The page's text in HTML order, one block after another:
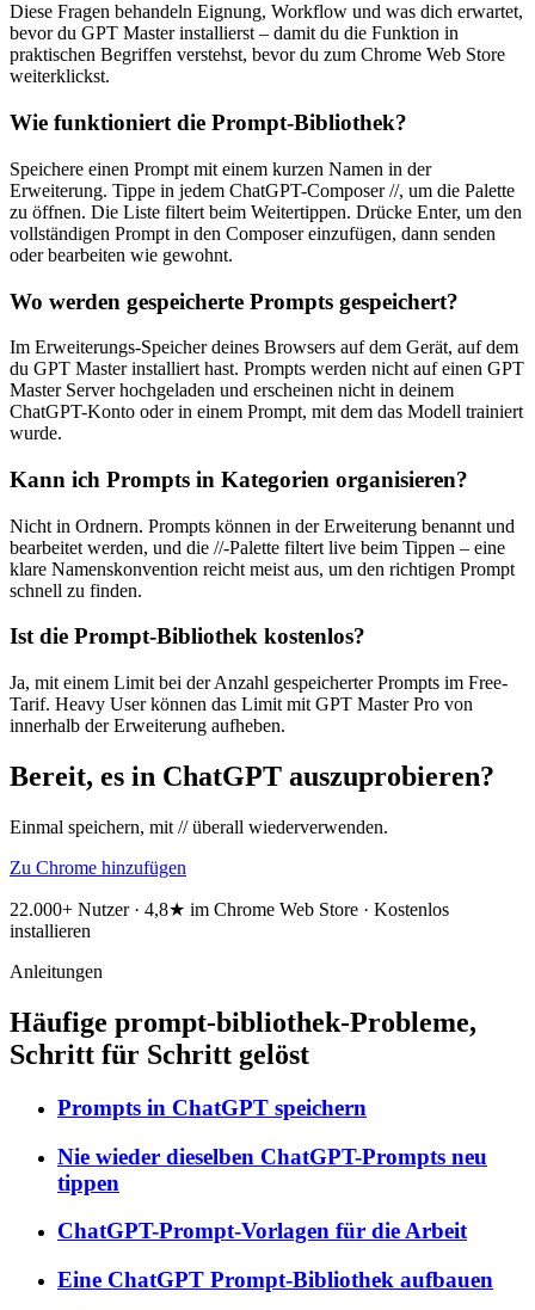
Diese Fragen behandeln Eignung, Workflow und was dich erwartet,
bevor du GPT Master installierst – damit du die Funktion in
praktischen Begriffen verstehst, bevor du zum Chrome Web Store
weiterklickst.
Wie funktioniert die Prompt-Bibliothek?
Speichere einen Prompt mit einem kurzen Namen in der
Erweiterung. Tippe in jedem ChatGPT-Composer //, um die Palette
zu öffnen. Die Liste filtert beim Weitertippen. Drücke Enter, um den
vollständigen Prompt in den Composer einzufügen, dann senden
oder bearbeiten wie gewohnt.
Wo werden gespeicherte Prompts gespeichert?
Im Erweiterungs-Speicher deines Browsers auf dem Gerät, auf dem
du GPT Master installiert hast. Prompts werden nicht auf einen GPT
Master Server hochgeladen und erscheinen nicht in deinem
ChatGPT-Konto oder in einem Prompt, mit dem das Modell trainiert
wurde.
Kann ich Prompts in Kategorien organisieren?
Nicht in Ordnern. Prompts können in der Erweiterung benannt und
bearbeitet werden, und die //-Palette filtert live beim Tippen – eine
klare Namenskonvention reicht meist aus, um den richtigen Prompt
schnell zu finden.
Ist die Prompt-Bibliothek kostenlos?
Ja, mit einem Limit bei der Anzahl gespeicherter Prompts im Free-
Tarif. Heavy User können das Limit mit GPT Master Pro von
innerhalb der Erweiterung aufheben.
Bereit, es in ChatGPT auszuprobieren?
Einmal speichern, mit // überall wiederverwenden.
Zu Chrome hinzufügen
22.000+ Nutzer · 4,8★ im Chrome Web Store · Kostenlos
installieren
Anleitungen
Häufige prompt-bibliothek-Probleme,
Schritt für Schritt gelöst
Prompts in ChatGPT speichern
Nie wieder dieselben ChatGPT-Prompts neu
tippen
ChatGPT-Prompt-Vorlagen für die Arbeit
Eine ChatGPT Prompt-Bibliothek aufbauen